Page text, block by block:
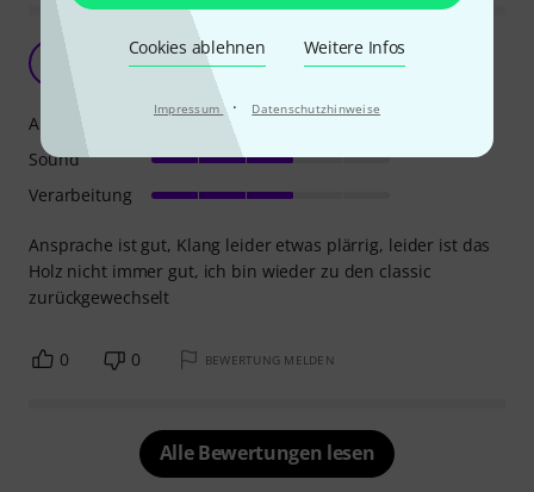
Cookies ablehnen Weitere Infos
Impressum · Datenschutzhinweise
Zzz 30.08.2017
Ansprache ist gut, Klang leider etwas plärrig, leider ist das
Holz nicht immer gut, ich bin wieder zu den classic
zurückgewechselt
Ansprache
Sound
Verarbeitung
0 0 BEWERTUNG MELDEN
Alle Bewertungen lesen